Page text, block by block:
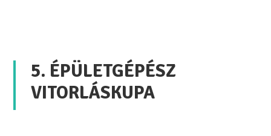
5. ÉPÜLETGÉPÉSZ
VITORLÁSKUPA